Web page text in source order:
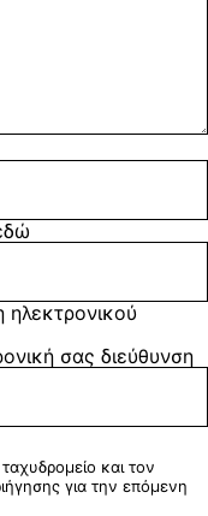
ηλεκτρονικού
σας διεύθυνση
και τον
για την επόμενη